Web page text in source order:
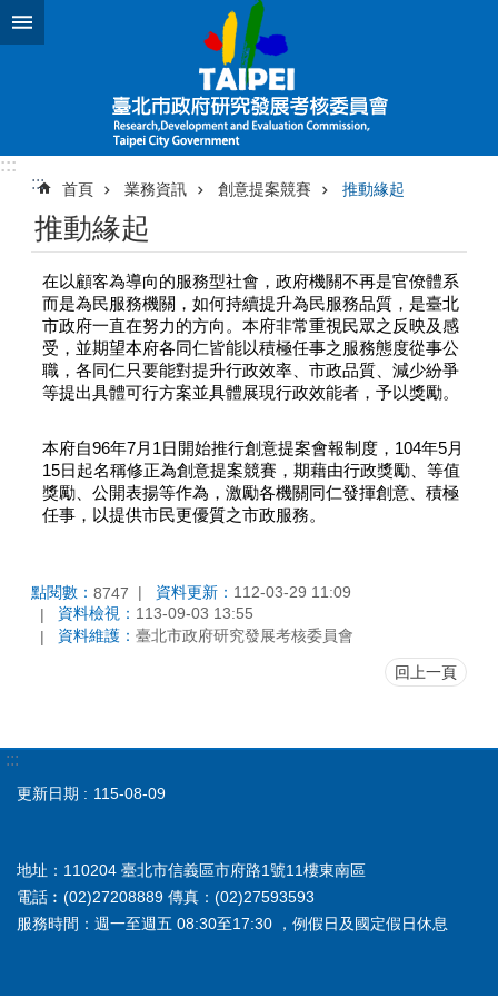
跳到主要內容區塊
:::
:::
首頁 業務資訊 創意提案競賽 推動緣起
推動緣起
在以顧客為導向的服務型社會，政府機關不再是官僚體系
而是為民服務機關，如何持續提升為民服務品質，是臺北
市政府一直在努力的方向。本府非常重視民眾之反映及感
受，並期望本府各同仁皆能以積極任事之服務態度從事公
職，各同仁只要能對提升行政效率、市政品質、減少紛爭
等提出具體可行方案並具體展現行政效能者，予以獎勵。
本府自96年7月1日開始推行創意提案會報制度， 104年5月
15日起名稱修正為創意提案競賽，期藉由行政獎勵、等值
獎勵 、公開表揚等作為，激勵各機關同仁發揮創意、積極
任事，以提供市民更優質之市政服務。
點閱數： 8747 資料更新： 112-03-29 11:09
資料檢視： 113-09-03 13:55
資料維護： 臺北市政府研究發展考核委員會
回上一頁
:::
更新日期 115-08-09
地址：110204 臺北市信義區市府路1號11樓東南區
電話︰(02)27208889 傳真：(02)27593593
服務時間：週一至週五 08:30至17:30 ，例假日及國定假日休息